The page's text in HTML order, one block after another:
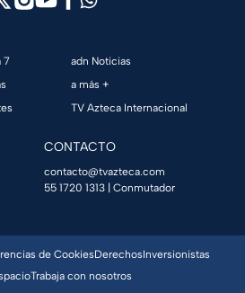
7
adn Noticias
a más +
TV Azteca Internacional
CONTACTO
contacto@tvazteca.com
55 1720 1313 | Conmutador
de CookiesDerechosInversionistas
Trabaja con nosotros